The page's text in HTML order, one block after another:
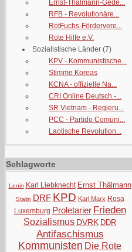
Ernst-Thälmann-Gede...
RFB - Revolutionäre...
RotFuchs-Fördervere...
Rote Hilfe e.V.
Sozialistische Länder (7)
KPV - Kommunistische...
Stimme Koreas
KCNA - offizielle Na...
CRI Online Deutsch -...
SR Vietnam - Regieru...
PCC - Partido Comuni...
Laotische Revolution...
Schlagworte
Lenin Karl Liebknecht Ernst Thälmann
Stalin DRF KPD Karl Marx Rosa
Luxemburg Proletarier Frieden
Sozialismus DVRK DDR
Antifaschismus
Kommunisten Die Rote